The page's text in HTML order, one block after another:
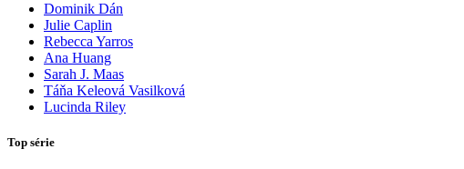
Dominik Dán
Julie Caplin
Rebecca Yarros
Ana Huang
Sarah J. Maas
Táňa Keleová Vasilková
Lucinda Riley
Top série